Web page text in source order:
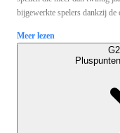
bijgewerkte spelers dankzij
Meer lezen